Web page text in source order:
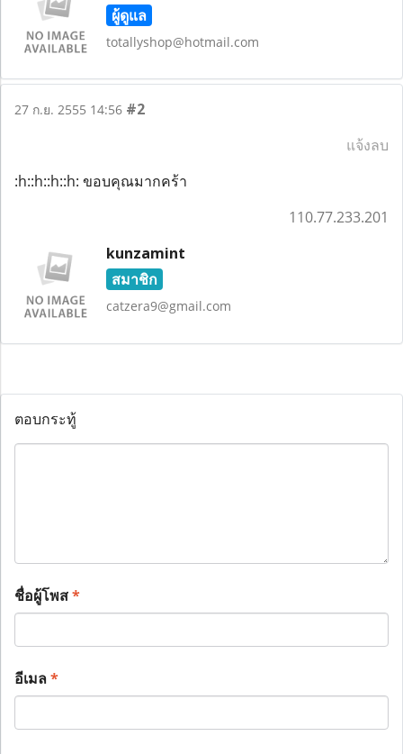
ผู้ดูแล
totallyshop@hotmail.com
27 ก.ย. 2555 14:56 #2
แจ้งลบ
:h::h::h::h: ขอบคุณมากคร้า
110.77.233.201
kunzamint
สมาชิก
catzera9@gmail.com
ตอบกระทู้
ชื่อผู้โพส*
อีเมล*